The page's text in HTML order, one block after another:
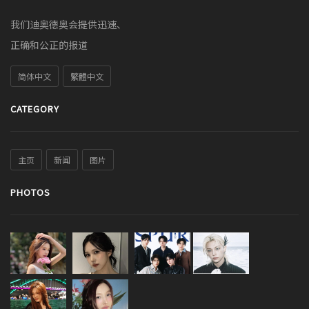
我们迪奥德奥会提供迅速、
正确和公正的报道
简体中文 繁體中文
CATEGORY
主页 新闻 图片
PHOTOS